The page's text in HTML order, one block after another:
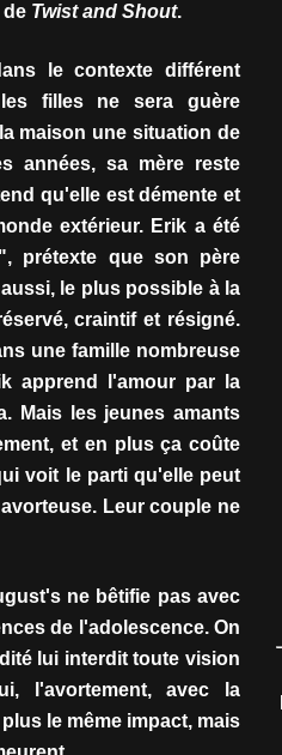
de Twist and Shout.
le contexte différent
filles ne sera guère
maison une situation de
années, sa mère reste
qu'elle est démente et
extérieur. Erik a été
prétexte que son père
le plus possible à la
craintif et résigné.
une famille nombreuse
apprend l'amour par la
Mais les jeunes amants
et en plus ça coûte
voit le parti qu'elle peut
Leur couple ne
ne bêtifie pas avec
de l'adolescence. On
lui interdit toute vision
l'avortement, avec la
le même impact, mais